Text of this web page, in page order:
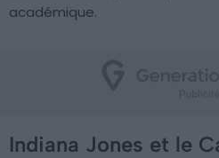
académique.
Indiana Jones et le